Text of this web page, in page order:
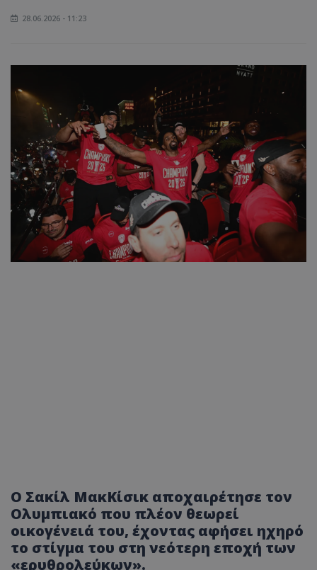
28.06.2026 - 11:23
Ο Σακίλ ΜακΚίσικ αποχαιρέτησε τον
Ολυμπιακό που πλέον θεωρεί
οικογένειά του, έχοντας αφήσει ηχηρό
το στίγμα του στη νεότερη εποχή των
«ερυθρολεύκων».